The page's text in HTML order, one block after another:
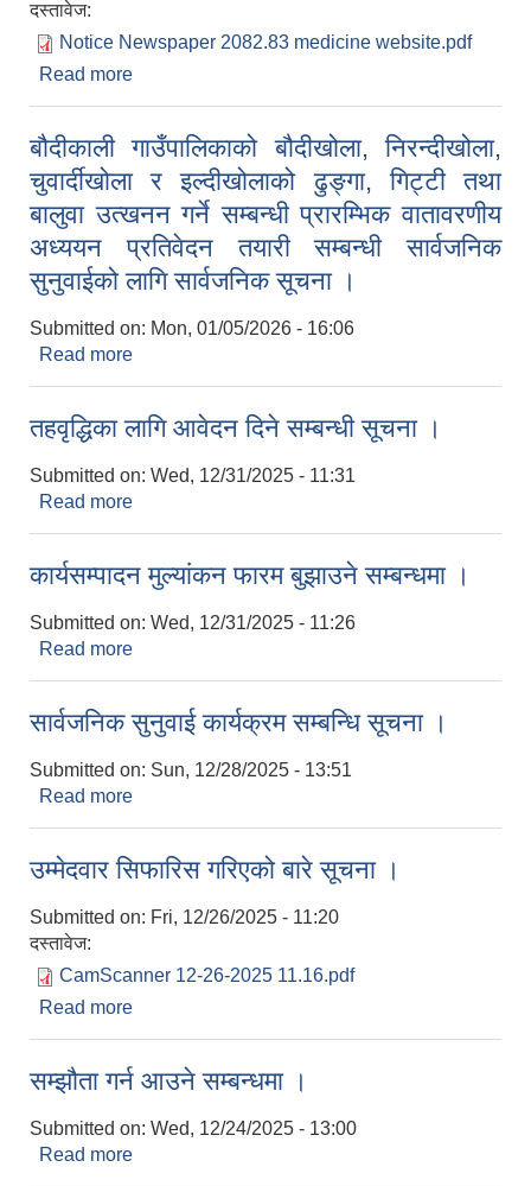
दस्तावेज:
Notice Newspaper 2082.83 medicine website.pdf
Read more
बौदीकाली गाउँपालिकाको बौदीखोला, निरन्दीखोला,
चुवार्दीखोला र इल्दीखोलाको ढुङ्गा, गिट्टी तथा
बालुवा उत्खनन गर्ने सम्बन्धी प्रारम्भिक वातावरणीय
अध्ययन प्रतिवेदन तयारी सम्बन्धी सार्वजनिक
सुनुवाईको लागि सार्वजनिक सूचना ।
Submitted on: Mon, 01/05/2026 - 16:06
Read more
प्रतिवेदन तयारी सम्बन्धी सार्वजनिक सुनुवाईको लागि
तहवृद्धिका लागि आवेदन दिने सम्बन्धी सूचना ।
Submitted on: Wed, 12/31/2025 - 11:31
Read more
कार्यसम्पादन मुल्यांकन फारम बुझाउने सम्बन्धमा ।
Submitted on: Wed, 12/31/2025 - 11:26
Read more
सार्वजनिक सुनुवाई कार्यक्रम सम्बन्धि सूचना ।
Submitted on: Sun, 12/28/2025 - 13:51
Read more
उम्मेदवार सिफारिस गरिएको बारे सूचना ।
Submitted on: Fri, 12/26/2025 - 11:20
दस्तावेज:
CamScanner 12-26-2025 11.16.pdf
Read more
सम्झौता गर्न आउने सम्बन्धमा ।
Submitted on: Wed, 12/24/2025 - 13:00
Read more